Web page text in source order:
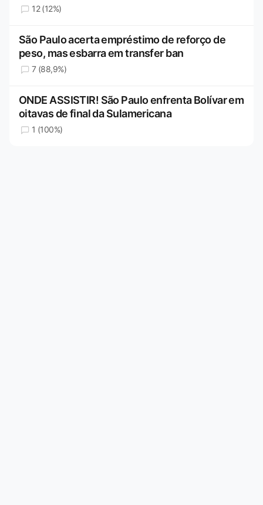
12 (12%)
São Paulo acerta empréstimo de reforço de
peso, mas esbarra em transfer ban
7 (88,9%)
ONDE ASSISTIR! São Paulo enfrenta Bolívar em
oitavas de final da Sulamericana
1 (100%)